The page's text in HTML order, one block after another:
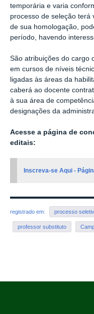
temporária e varia
processo de seleção terá
de sua homologação,
período, havendo
São atribuições do cargo
em cursos de níveis
ligadas às áreas da
caberá ao docente
à sua área de
designações da
Acesse a página de
editais:
Inscreva-se Aqui -
registrado em: processo
professor substituto